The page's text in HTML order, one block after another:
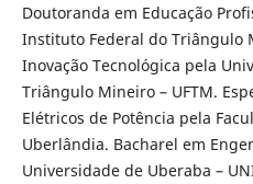
Doutoranda em Educação
Instituto Federal do Triângulo
Inovação Tecnológica pela
Triângulo Mineiro – UFTM.
Elétricos de Potência pela
Uberlândia. Bacharel em
Universidade de Uberaba –